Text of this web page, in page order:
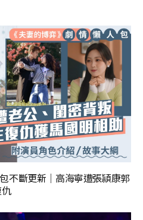
不斷更新｜高海寧遭張頴康郭